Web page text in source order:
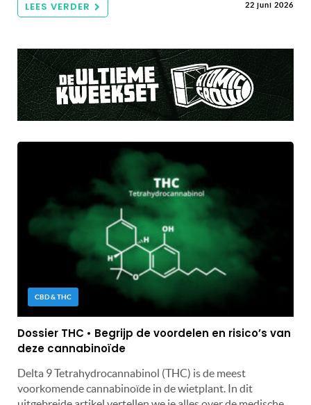
LEES VERDER 22 juni 2026
CBD & THC
Dossier THC • Begrijp de voordelen en risico’s van
deze cannabinoïde
Delta 9 Tetrahydrocannabinol (THC) is de meest
voorkomende cannabinoïde in de wietplant. In dit